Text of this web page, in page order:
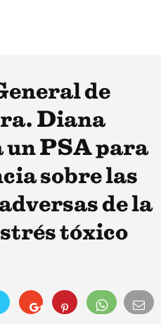
de
Diana
un PSA para
sobre las
de la
tóxico